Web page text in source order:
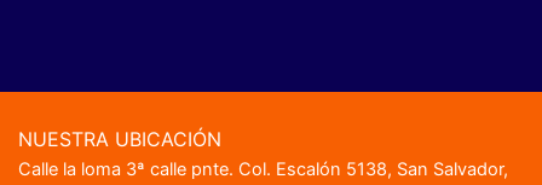
NUESTRA UBICACIÓN
Calle la loma 3ª calle pnte. Col. Escalón 5138, San Salvador,